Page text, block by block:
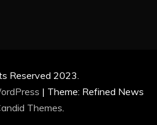
Reserved 2023.
| Theme: Refined News
Themes